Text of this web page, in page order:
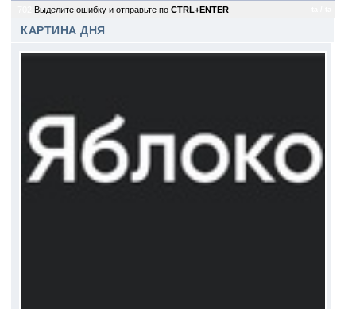
Выделите ошибку и отправьте по CTRL+ENTER
КАРТИНА ДНЯ